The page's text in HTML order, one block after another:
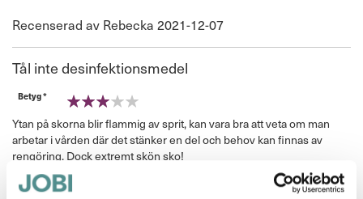
Recenserad av Rebecka Publicerat
den
2021-12-07
Tål inte desinfektionsmedel
Betyg *
Ytan på skorna blir flammig av sprit, kan vara bra att veta om man
arbetar i vården där det stänker en del och behov kan finnas av
rengöring. Dock extremt skön sko!
Recenserad av